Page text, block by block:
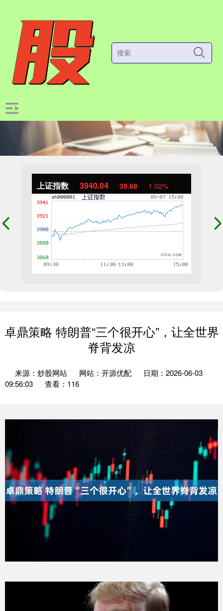
上证指数 3940.04 39.68 1.02%
卓鼎策略 特朗普“三个很开心”，让全世界
脊背发凉
来源：炒股网站 网站：开源优配
日期：2026-06-03
09:56:03
查看：116